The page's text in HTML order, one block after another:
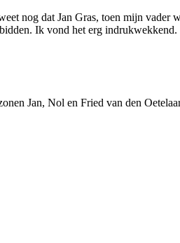
nog dat Jan Gras, toen mijn vader
Ik vond het erg
Jan, Nol en Fried van den